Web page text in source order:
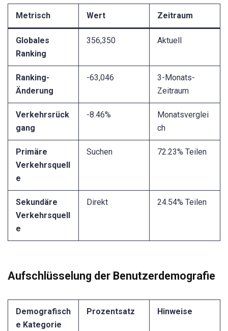
Metrisch Wert Zeitraum
Globales
Ranking
356,350 Aktuell
Ranking-
Änderung
-63,046
3-Monats-
Zeitraum
Verkehrsrück
gang
-8.46%
Monatsverglei
ch
Primäre
Verkehrsquell
e
Suchen 72.23% Teilen
Sekundäre
Verkehrsquell
e
Direkt 24.54% Teilen
Aufschlüsselung der Benutzerdemografie
Demografisch
e Kategorie
Prozentsatz Hinweise